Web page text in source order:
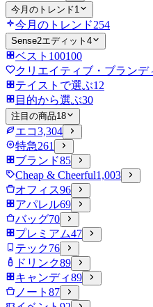
今月のトレンド1
今月のトレンド254
Sense2エディット 4
ベスト100100
クリエイティブ・ブランデ
テイストで選ぶ12
目的から選ぶ30
注目の商品18
エコ3,304
特急261
ブランド85
Cheap & Cheerful1,003
オフィス96
アパレル69
バッグ70
プレミアム47
テック76
ドリンク89
キャンディ89
ノート 87